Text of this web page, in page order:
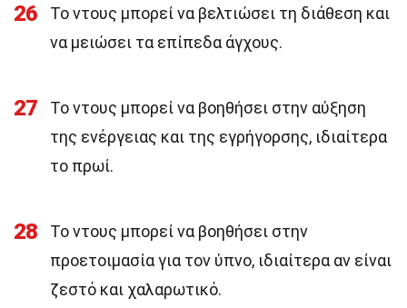
26
Το ντους μπορεί να βελτιώσει τη διάθεση και
να μειώσει τα επίπεδα άγχους.
27
Το ντους μπορεί να βοηθήσει στην αύξηση
της ενέργειας και της εγρήγορσης, ιδιαίτερα
το πρωί.
28
Το ντους μπορεί να βοηθήσει στην
προετοιμασία για τον ύπνο, ιδιαίτερα αν είναι
ζεστό και χαλαρωτικό.